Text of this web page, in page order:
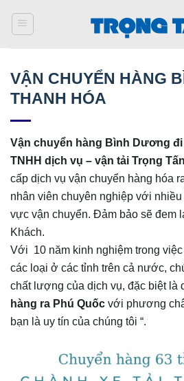
qua
VẬN CHUYỂN HÀNG
THANH HÓA
Vận chuyển hàng Bình Dương
TNHH dịch vụ – vận tải Trọng Tấn
cấp dịch vụ vận chuyển hàng hóa
nhân viên chuyên nghiệp với
vực vận chuyển. Đảm bảo sẽ đem
Khách.
Với 10 năm kinh nghiệm trong
các loại ở các tỉnh trên cả nước,
chất lượng của dịch vụ, đặc biệt là
hàng ra Phú Quốc với phương
bạn là uy tín của chúng tôi “.